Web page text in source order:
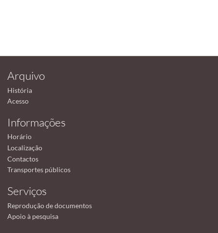
Arquivo
História
Acesso
Informações
Horário
Localização
Contactos
Transportes públicos
Serviços
Reprodução de documentos
Apoio à pesquisa